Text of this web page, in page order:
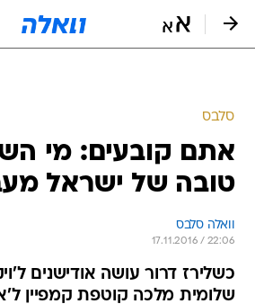
סלבס
אתם קובעים: מי
טובה של ישראל
וואלה סלבס
17.11.2016 / 22:06
כשלירז דרור עושה אודישנים
שלומית מלכה קוטפת קמפיין